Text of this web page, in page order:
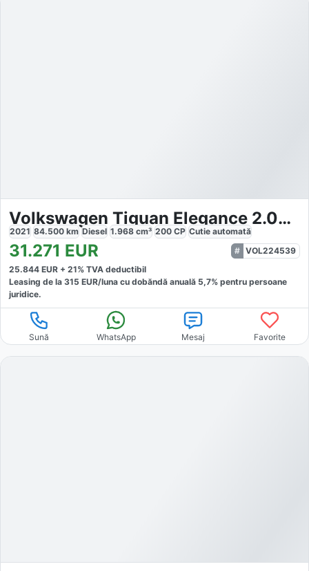
Volkswagen Tiguan Elegance 2.0TDI 4M DSG DCC
2021 84.500 km Diesel 1.968 cm³ 200 CP Cutie automată
31.271 EUR
VOL224539
25.844 EUR + 21% TVA deductibil
Leasing de la 315 EUR/luna cu dobăndă anuală 5,7% pentru persoane
juridice.
Sună WhatsApp Mesaj Favorite